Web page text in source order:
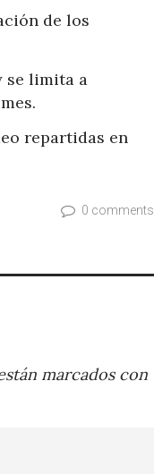
de los
se limita a
repartidas en
0 comments
marcados con